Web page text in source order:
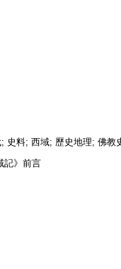
史料; 西域; 歷史地理; 佛教
記》前言